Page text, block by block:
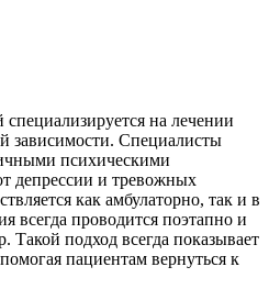
на лечении
зависимости. Специалисты
психическими
депрессии и тревожных
как амбулаторно, так и в
всегда проводится поэтапно и
Такой подход всегда показывает
пациентам вернуться к